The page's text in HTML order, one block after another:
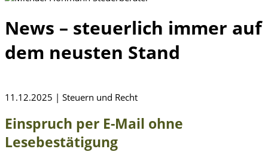
News – steuerlich immer auf
dem neusten Stand
11.12.2025 | Steuern und Recht
Einspruch per E-Mail ohne
Lesebestätigung